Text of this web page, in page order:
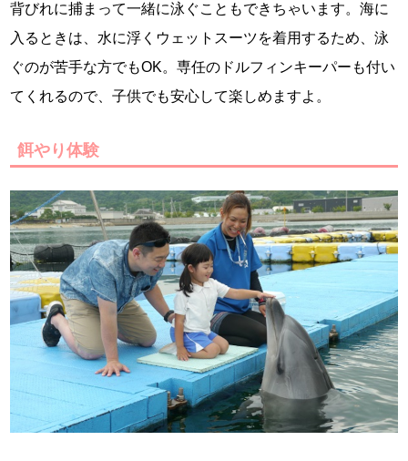
背びれに捕まって一緒に泳ぐこともできちゃいます。海に
入るときは、水に浮くウェットスーツを着用するため、泳
ぐのが苦手な方でもOK。専任のドルフィンキーパーも付い
てくれるので、子供でも安心して楽しめますよ。
餌やり体験